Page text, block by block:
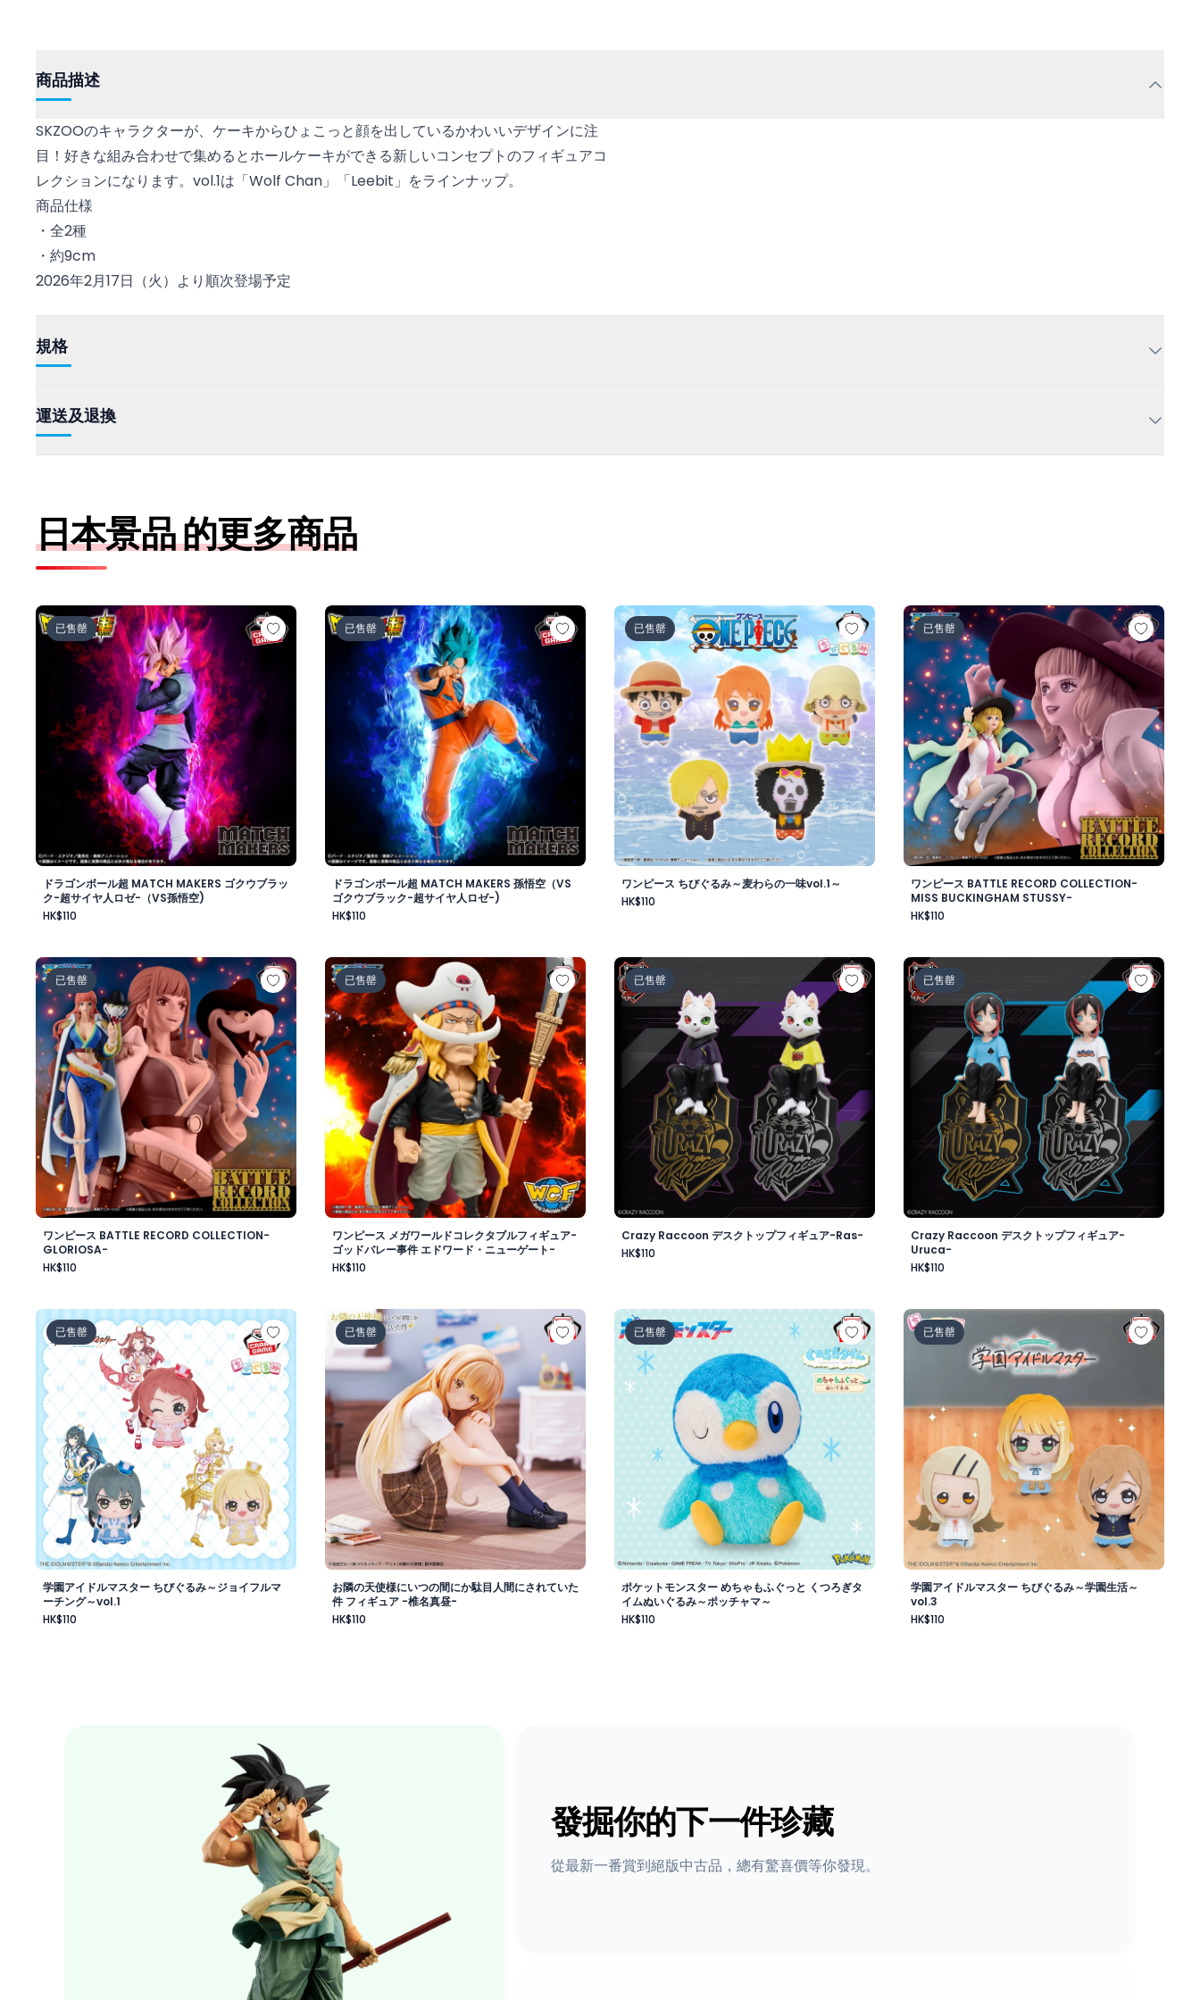
商品描述
SKZOOのキャラクターが、ケーキからひょこっと顔を出しているかわいいデザインに注
目！好きな組み合わせで集めるとホールケーキができる新しいコンセプトのフィギュアコ
レクションになります。vol.1は「Wolf Chan」「Leebit」をラインナップ。
商品仕様
・全2種
・約9cm
2026年2月17日（火）より順次登場予定
規格
運送及退換
日本景品 的更多商品
ドラゴンボール超 MATCH MAKERS ゴクウブラック-超サイヤ人ロゼ-（VS孫悟空)
已售罄
ドラゴンボール超 MATCH MAKERS ゴクウブラッ
ク-超サイヤ人ロゼ-（VS孫悟空)
HK$110
ドラゴンボール超 MATCH MAKERS 孫悟空（VSゴクウブラック-超サイヤ人ロゼ-)
已售罄
ドラゴンボール超 MATCH MAKERS 孫悟空（VS
ゴクウブラック-超サイヤ人ロゼ-)
HK$110
ワンピース ちびぐるみ～麦わらの一味vol.1～
已售罄
ワンピース ちびぐるみ～麦わらの一味vol.1～
HK$110
ワンピース BATTLE RECORD COLLECTION-
已售罄
ワンピース BATTLE RECORD COLLECTION-
MISS BUCKINGHAM STUSSY-
HK$110
ワンピース BATTLE RECORD COLLECTION-GLORIOSA-
已售罄
ワンピース BATTLE RECORD COLLECTION-
GLORIOSA-
HK$110
ワンピース メガワールドコレクタブルフィギュア-ゴッドバレー事件 エドワード・ニューゲート-
已售罄
ワンピース メガワールドコレクタブルフィギュア-
ゴッドバレー事件 エドワード・ニューゲート-
HK$110
Crazy Raccoon デスクトップフィギュア-Ras-
已售罄
Crazy Raccoon デスクトップフィギュア-Ras-
HK$110
Crazy Raccoon デスクトップフィギュア-
已售罄
Crazy Raccoon デスクトップフィギュア-
Uruca-
HK$110
学園アイドルマスター ちびぐるみ～ジョイフルマーチング～vol.1
已售罄
学園アイドルマスター ちびぐるみ～ジョイフルマ
ーチング～vol.1
HK$110
お隣の天使様にいつの間にか駄目人間にされていた件 フィギュア -椎名真昼-
已售罄
お隣の天使様にいつの間にか駄目人間にされていた
件 フィギュア -椎名真昼-
HK$110
ポケットモンスター めちゃもふぐっと くつろぎタイムぬいぐるみ～ポッチャマ～
已售罄
ポケットモンスター めちゃもふぐっと くつろぎタ
イムぬいぐるみ～ポッチャマ～
HK$110
学園アイドルマスター ちびぐるみ～学園生活
已售罄
学園アイドルマスター ちびぐるみ～学園生活～
vol.3
HK$110
發掘你的下一件珍藏
從最新一番賞到絕版中古品，總有驚喜價等你發現。